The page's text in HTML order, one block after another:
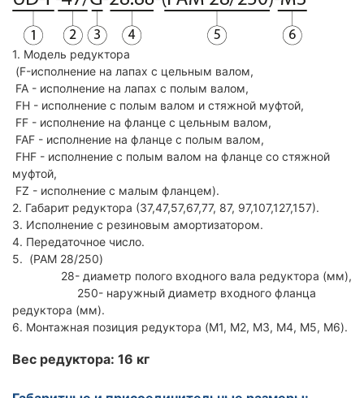
1. Модель редуктора
(F-исполнение на лапах с цельным валом,
FA - исполнение на лапах с полым валом,
FH - исполнение с полым валом и стяжной муфтой,
FF - исполнение на фланце с цельным валом,
FAF - исполнение на фланце с полым валом,
FHF - исполнение с полым валом на фланце со стяжной
муфтой,
FZ - исполнение с малым фланцем).
2. Габарит редуктора (37,47,57,67,77, 87, 97,107,127,157).
3. Исполнение с резиновым амортизатором.
4. Передаточное число.
5. (PAM 28/250)
28- диаметр полого входного вала редуктора (мм),
250- наружный диаметр входного фланца
редуктора (мм).
6. Монтажная позиция редуктора (M1, M2, M3, M4, M5, M6).
Вес редуктора: 16 кг